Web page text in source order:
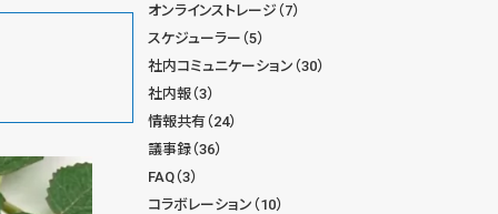
オンラインストレージ（7）
スケジューラー（5）
社内コミュニケーション（30）
社内報（3）
情報共有（24）
議事録（36）
FAQ（3）
コラボレーション（10）